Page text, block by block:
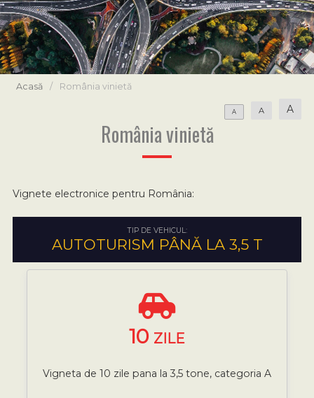
Acasă / România vinietă
A A A
România vinietă
Vignete electronice pentru România:
TIP DE VEHICUL:
AUTOTURISM PÂNĂ LA 3,5 T
10 ZILE
Vigneta de 10 zile pana la 3,5 tone, categoria A